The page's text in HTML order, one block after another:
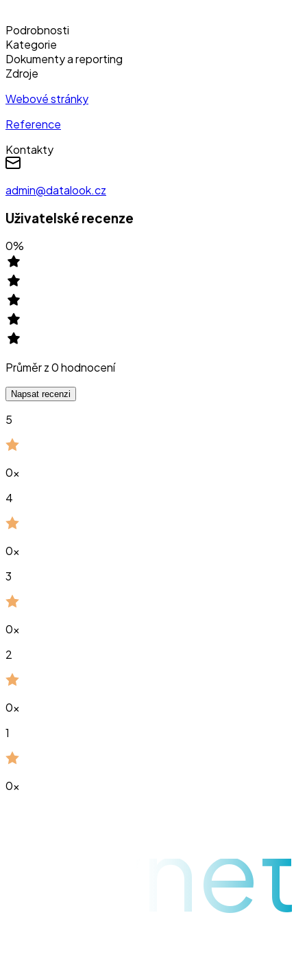
Podrobnosti
Kategorie
Dokumenty a reporting
Zdroje
Webové stránky
Reference
Kontakty
admin@datalook.cz
Uživatelské recenze
0%
Průměr z0hodnocení
Napsat recenzi
5
0x
4
0x
3
0x
2
0x
1
0x
raynet